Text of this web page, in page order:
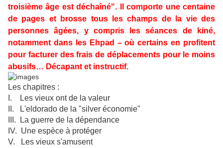
troisième âge est déchaîné". Il comporte une centaine
de pages et brosse tous les champs de la vie des
personnes âgées, y compris les séances de kiné,
notamment dans les Ehpad – où certains en profitent
pour facturer des frais de déplacements pour le moins
abusifs… Décapant et instructif.
Les chapitres :
I. Les vieux ont de la valeur
II. L'eldorado de la "silver économie"
III. La guerre de la dépendance
IV. Une espèce à protéger
V. Les vieux s'amusent